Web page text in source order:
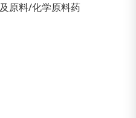
原料/化学原料药